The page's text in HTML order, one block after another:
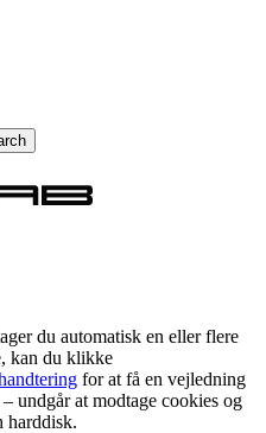
du automatisk en eller flere
kan du klikke
for at få en vejledning
undgår at modtage cookies og
harddisk.